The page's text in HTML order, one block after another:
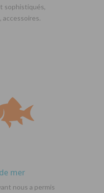
sophistiqués,
mer
nous a permis